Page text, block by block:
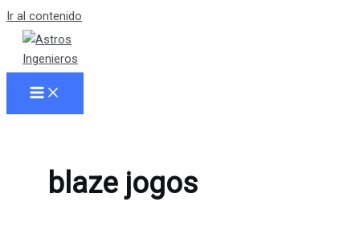
Ir al contenido
blaze jogos